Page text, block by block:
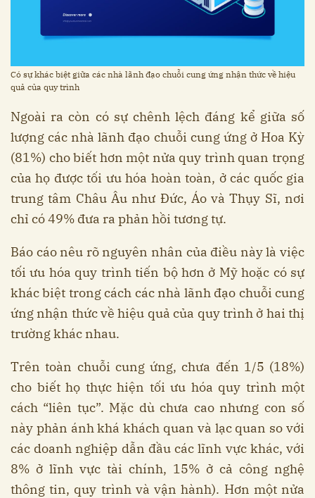
Có sự khác biệt giữa các nhà lãnh đạo chuỗi cung ứng nhận thức về hiệu
quả của quy trình
Ngoài ra còn có sự chênh lệch đáng kể giữa số
lượng các nhà lãnh đạo chuỗi cung ứng ở Hoa Kỳ
(81%) cho biết hơn một nửa quy trình quan trọng
của họ được tối ưu hóa hoàn toàn, ở các quốc gia
trung tâm Châu Âu như Đức, Áo và Thụy Sĩ, nơi
chỉ có 49% đưa ra phản hồi tương tự.
Báo cáo nêu rõ nguyên nhân của điều này là việc
tối ưu hóa quy trình tiến bộ hơn ở Mỹ hoặc có sự
khác biệt trong cách các nhà lãnh đạo chuỗi cung
ứng nhận thức về hiệu quả của quy trình ở hai thị
trường khác nhau.
Trên toàn chuỗi cung ứng, chưa đến 1/5 (18%)
cho biết họ thực hiện tối ưu hóa quy trình một
cách “liên tục”. Mặc dù chưa cao nhưng con số
này phản ánh khá khách quan và lạc quan so với
các doanh nghiệp dẫn đầu các lĩnh vực khác, với
8% ở lĩnh vực tài chính, 15% ở cả công nghệ
thông tin, quy trình và vận hành). Hơn một nửa